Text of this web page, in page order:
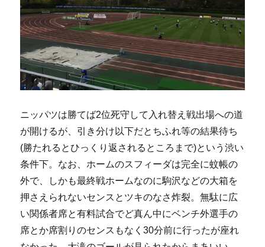
ニッパツは勝てば2位死守して入れ替え戦出場への道
が開けるが、引き分け以下だとちふれ等の結果待ち
(勝たれるとひっくり返されるところまで)という渋い
条件下。なお、ホームのスフィーダは完全に蚊帳の
外で、しかも最終戦ホームなのに駒沢などの大箱を
押さえられないセンスとツキのなさ炸裂。無駄に広
い関係者席と有料試合でど真ん中にベンチ外選手の
席とか席割りのセンスもなく30分前に行ったが座れ